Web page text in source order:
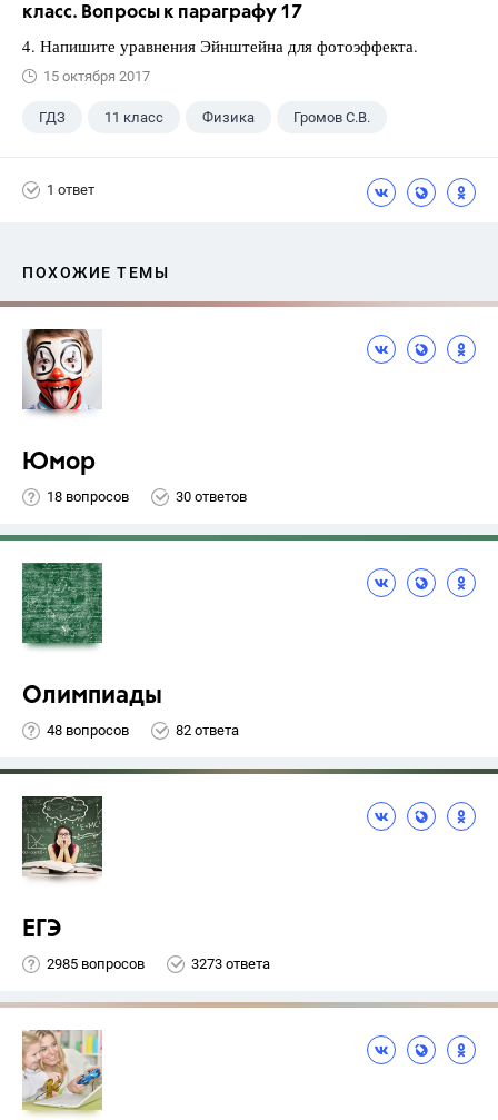
класс. Вопросы к параграфу 17
4. Напишите уравнения Эйнштейна для фотоэффекта.
15 октября 2017
ГДЗ 11 класс Физика Громов С.В.
1 ответ
ПОХОЖИЕ ТЕМЫ
Юмор
18 вопросов 30 ответов
Олимпиады
48 вопросов 82 ответа
ЕГЭ
2985 вопросов 3273 ответа